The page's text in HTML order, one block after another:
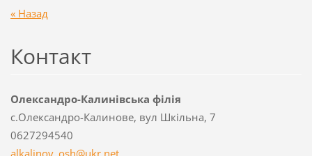
« Назад
Контакт
Олександро-Калинівська філія
с.Олександро-Калинове, вул Шкільна, 7
0627294540